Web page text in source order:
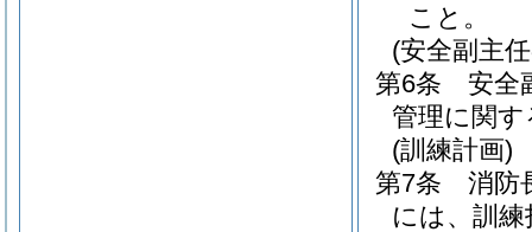
こと。
(安全副主
第6条
安全
管理に関
(訓練計画)
第7条
消防
には、訓